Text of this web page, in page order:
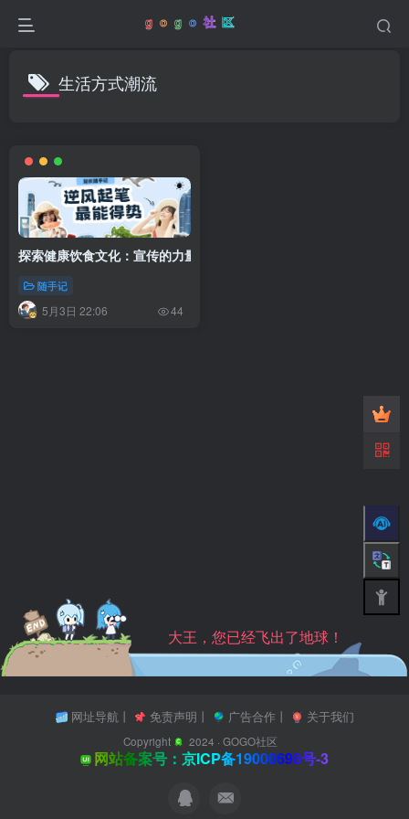
生活方式潮流
探索健康饮食文化：宣传的力量与实践之道
随手记
5月3日 22:06 44
大王，您已经飞出了地球！
网址导航 丨 免责声明 丨 广告合作丨 关于我们
Copyright 2024 ·GOGO社区
网站备案号：京ICP备19000698号-3